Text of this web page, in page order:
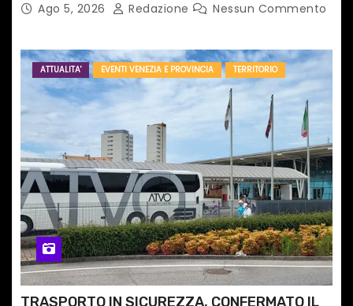
Ago 5, 2026 Redazione Nessun Commento
ATTUALITA' EVENTI VENEZIA E PROVINCIA TERRITORIO
TRASPORTO IN SICUREZZA, CONFERMATO IL